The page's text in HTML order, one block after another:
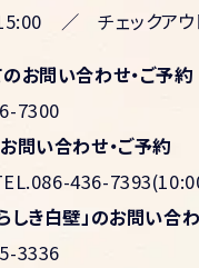
15:00 ／ チェックアウ
お問い合わせ・ご予約
7300
問い合わせ・ご予約
436-
しき白壁」のお問い合
3336